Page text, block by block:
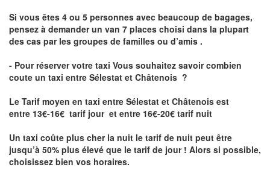
Si vous êtes 4 ou 5 personnes avec beaucoup de bagages,
pensez à demander un van 7 places choisi dans la plupart
des cas par les groupes de familles ou d’amis .
- Pour réserver votre taxi Vous souhaitez savoircombien
coute un taxi entre Sélestat et Châtenois ?
Le Tarif moyen en taxi entre Sélestat et Châtenois est
entre 13€-16€ tarif jour et entre 16€-20€ tarif nuit
Un taxi coûte plus cher la nuit le tarif de nuit peut être
jusqu’à 50% plus élevé que le tarif de jour ! Alors si possible,
choisissez bien vos horaires.